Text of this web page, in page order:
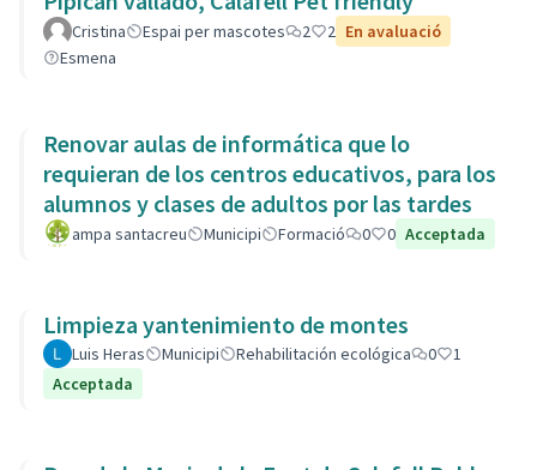
Cristina Espai per mascotes 2 2 En avaluació
Esmena
Renovar aulas de informática que lo
requieran de los centros educativos, para los
alumnos y clases de adultos por las tardes
ampa santacreu Municipi Formació 0 0 Acceptada
Limpieza yantenimiento de montes
Luis Heras Municipi Rehabilitación ecológica 0
1
Acceptada